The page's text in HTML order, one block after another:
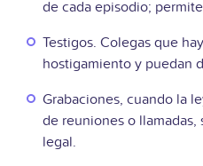
de cada episodio;
Testigos. Colegas que
hostigamiento y puedan
Grabaciones, cuando la
de reuniones o
legal.